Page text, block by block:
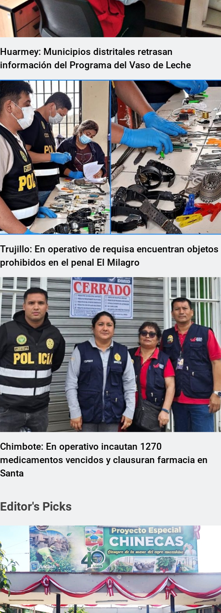
Huarmey: Municipios distritales retrasan
información del Programa del Vaso de Leche
Trujillo: En operativo de requisa encuentran objetos
prohibidos en el penal El Milagro
Chimbote: En operativo incautan 1270
medicamentos vencidos y clausuran farmacia en
Santa
Editor's Picks
REGIONAL